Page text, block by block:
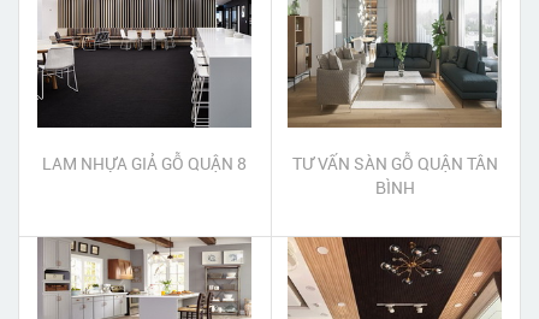
LAM NHỰA GIẢ GỖ QUẬN 8
TƯ VẤN SÀN GỖ QUẬN TÂN
BÌNH